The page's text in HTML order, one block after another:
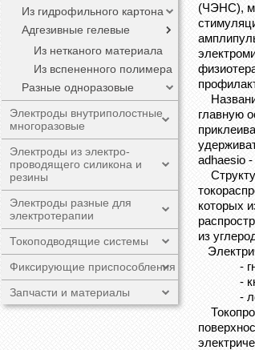
Из гидрофильного картона
Адгезивные гелевые
Из нетканого материала
Из вспененного полимера
Разные одноразовые
Электроды внутриполостные
многоразовые
Электроды из электро-
проводящего силикона и
резины
Электроды разные для
электротерапии
Токоподводящие системы
Фиксирующие приспособления
Запчасти и материалы
(ЧЭНС),
главную
adhaesio
которых
из
-
-
-